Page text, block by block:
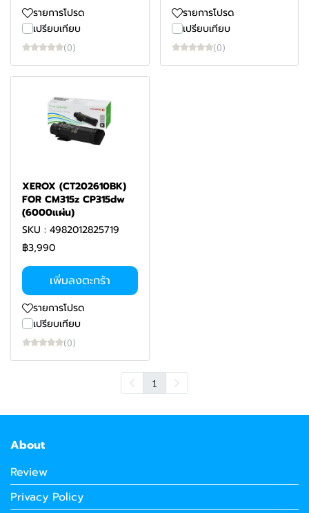
รายการโปรด
เปรียบเทียบ
(0)
รายการโปรด
เปรียบเทียบ
(0)
XEROX (CT202610BK)
FOR CM315z CP315dw
(6000แผ่น)
SKU : 4982012825719
฿3,990
เพิ่มลงตะกร้า
รายการโปรด
เปรียบเทียบ
(0)
1
About
Review
Privacy Policy